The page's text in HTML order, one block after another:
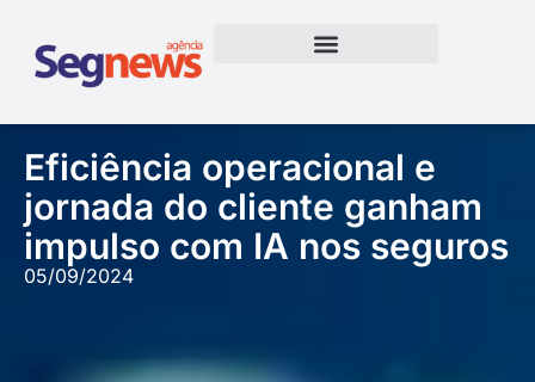
Eficiência operacional e
jornada do cliente ganham
impulso com IA nos seguros
05/09/2024